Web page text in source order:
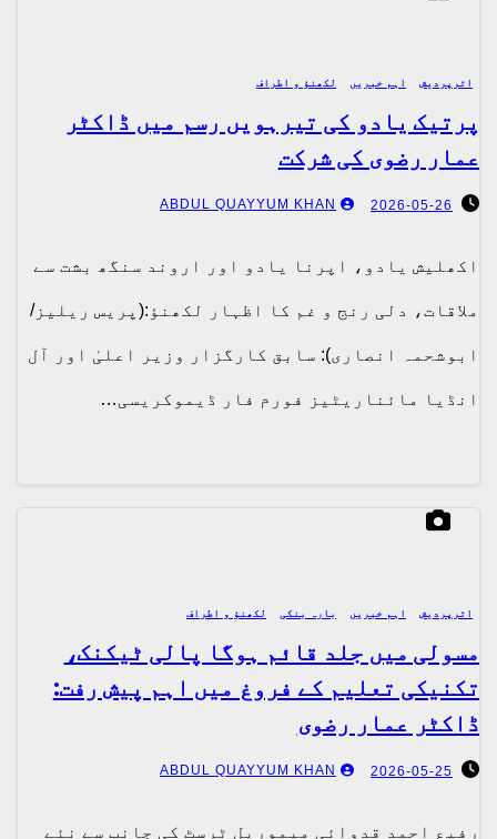
اترپردیش اہم خبریں لکھنؤ و اطراف
پرتیک یادو کی تیرہویں رسم میں ڈاکٹر
عمار رضوی کی شرکت
2026-05-26
ABDUL QUAYYUM KHAN
اکھلیش یادو، اپرنا یادو اور اروند سنگھ بشت سے
ملاقات، دلی رنج و غم کا اظہار لکھنؤ:(پریس ریلیز/
ابوشحمہ انصاری): سابق کارگزار وزیر اعلیٰ اور آل
انڈیا مائناریٹیز فورم فار ڈیموکریسی…
اترپردیش اہم خبریں بارہ بنکی لکھنؤ و اطراف
مسولی میں جلد قائم ہوگا پالی ٹیکنک،
تکنیکی تعلیم کے فروغ میں اہم پیش رفت:
ڈاکٹر عمار رضوی
2026-05-25
ABDUL QUAYYUM KHAN
رفیع احمد قدوائی میموریل ٹرسٹ کی جانب سے نئے